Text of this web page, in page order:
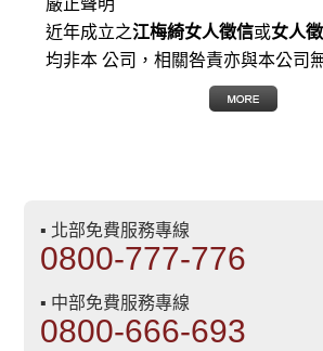
嚴正聲明
近年成立之江梅綺女人徵信或女人
均非本 公司，相關咎責亦與本公司
▪ 北部免費服務專線
0800-777-776
▪ 中部免費服務專線
0800-666-693